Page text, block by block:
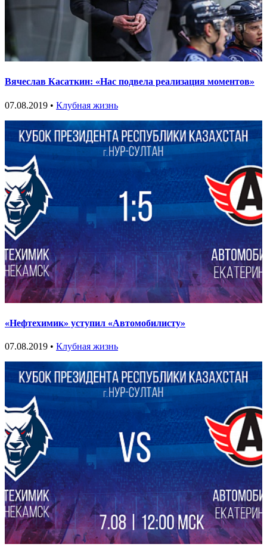
Вячеслав Касаткин: «Нас подвела реализация моментов»
07.08.2019 • Клубная жизнь
«Нефтехимик» уступил «Автомобилисту»
07.08.2019 • Клубная жизнь